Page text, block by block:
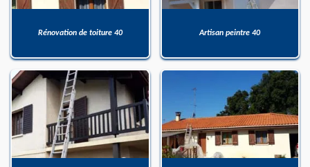
Rénovation de toiture 40 Artisan peintre 40